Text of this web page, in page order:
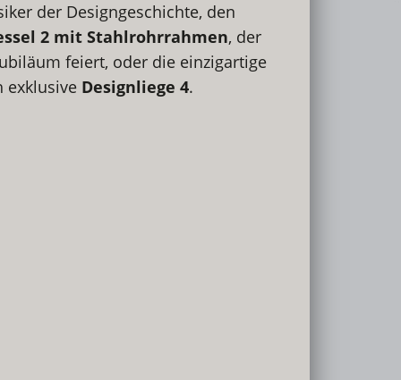
der Designgeschichte, den
2 mit Stahlrohrrahmen, der
feiert, oder die einzigartige
exklusive Designliege 4.